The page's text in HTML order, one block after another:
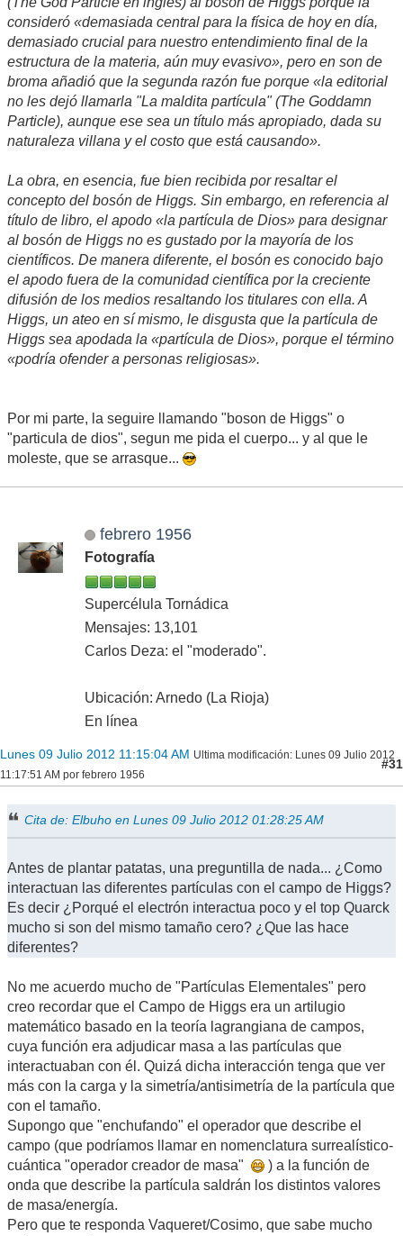
consideró «demasiada central para la física de hoy en día,
demasiado crucial para nuestro entendimiento final de la
estructura de la materia, aún muy evasivo», pero en son de
broma añadió que la segunda razón fue porque «la editorial
no les dejó llamarla "La maldita partícula" (The Goddamn
Particle), aunque ese sea un título más apropiado, dada su
naturaleza villana y el costo que está causando».
La obra, en esencia, fue bien recibida por resaltar el
concepto del bosón de Higgs. Sin embargo, en referencia al
título de libro, el apodo «la partícula de Dios» para designar
al bosón de Higgs no es gustado por la mayoría de los
científicos. De manera diferente, el bosón es conocido bajo
el apodo fuera de la comunidad científica por la creciente
difusión de los medios resaltando los titulares con ella. A
Higgs, un ateo en sí mismo, le disgusta que la partícula de
Higgs sea apodada la «partícula de Dios», porque el término
«podría ofender a personas religiosas».
Por mi parte, la seguire llamando "boson de Higgs" o
"particula de dios", segun me pida el cuerpo... y al que le
moleste, que se arrasque...
febrero 1956
Fotografía
Supercélula Tornádica
Mensajes: 13,101
Carlos Deza: el "moderado".
Ubicación: Arnedo (La Rioja)
En línea
Lunes 09 Julio 2012 11:15:04 AM Ultima modificación: Lunes 09 Julio 2012
11:17:51 AM por febrero 1956
#31
Cita de: Elbuho en Lunes 09 Julio 2012 01:28:25 AM
Antes de plantar patatas, una preguntilla de nada... ¿Como
interactuan las diferentes partículas con el campo de Higgs?
Es decir ¿Porqué el electrón interactua poco y el top Quarck
mucho si son del mismo tamaño cero? ¿Que las hace
diferentes?
No me acuerdo mucho de "Partículas Elementales" pero
creo recordar que el Campo de Higgs era un artilugio
matemático basado en la teoría lagrangiana de campos,
cuya función era adjudicar masa a las partículas que
interactuaban con él. Quizá dicha interacción tenga que ver
más con la carga y la simetría/antisimetría de la partícula que
con el tamaño.
Supongo que "enchufando" el operador que describe el
campo (que podríamos llamar en nomenclatura surrealístico-
cuántica "operador creador de masa"
) a la función de
onda que describe la partícula saldrán los distintos valores
de masa/energía.
Pero que te responda Vaqueret/Cosimo, que sabe mucho